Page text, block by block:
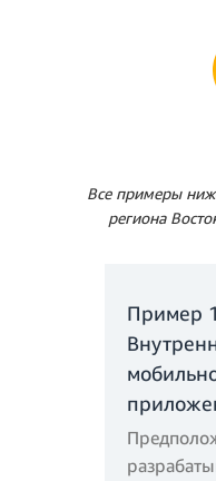
Все примеры
региона
Пример